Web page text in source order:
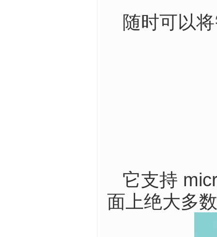
随时可以
它支持
面上绝大多